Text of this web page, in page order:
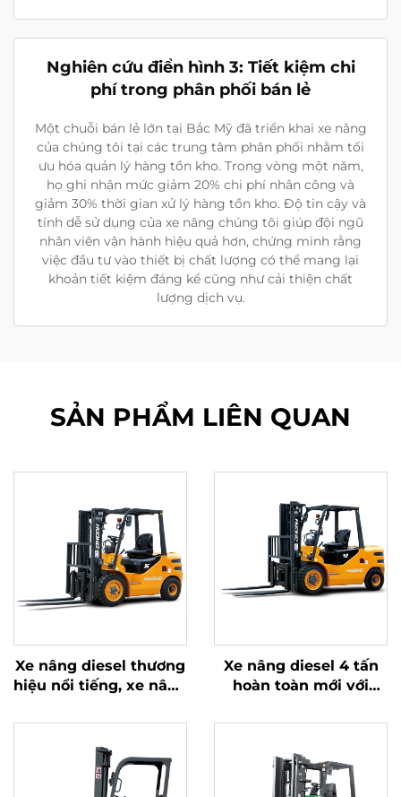
Nghiên cứu điển hình 3: Tiết kiệm chi
phí trong phân phối bán lẻ
Một chuỗi bán lẻ lớn tại Bắc Mỹ đã triển khai xe nâng
của chúng tôi tại các trung tâm phân phối nhằm tối
ưu hóa quản lý hàng tồn kho. Trong vòng một năm,
họ ghi nhận mức giảm 20% chi phí nhân công và
giảm 30% thời gian xử lý hàng tồn kho. Độ tin cậy và
tính dễ sử dụng của xe nâng chúng tôi giúp đội ngũ
nhân viên vận hành hiệu quả hơn, chứng minh rằng
việc đầu tư vào thiết bị chất lượng có thể mang lại
khoản tiết kiệm đáng kể cũng như cải thiện chất
lượng dịch vụ.
SẢN PHẨM LIÊN QUAN
Xe nâng diesel thương
hiệu nổi tiếng, xe nâng
tấn, xe nâng dẫn động
cầu trước, động cơ
Trung Quốc bền bỉ
Xe nâng diesel 4 tấn
hoàn toàn mới với
Bản chất lượng cao